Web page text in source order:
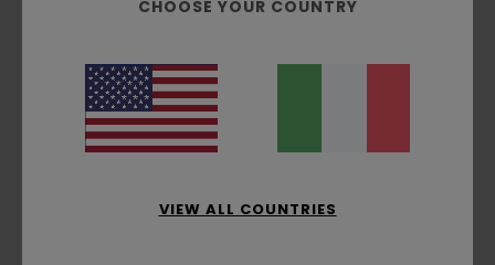
Tecnica di stampa:stampa a base d'acqua
Etichetta a bandierina con logo sulla cucitura
laterale
Composizione[Tessuto principale] 100% cotone
CHOOSE YOUR COUNTRY
VIEW ALL COUNTRIES